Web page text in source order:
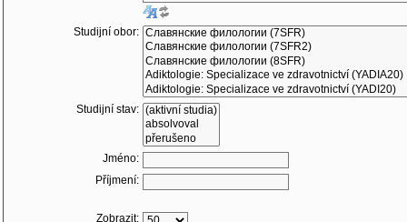
Studijní obor:
Studijní stav:
Jméno:
Příjmení:
Zobrazit: